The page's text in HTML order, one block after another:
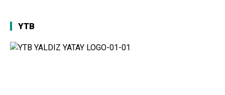
YTB